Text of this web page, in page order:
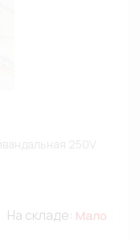
На складе: Мало